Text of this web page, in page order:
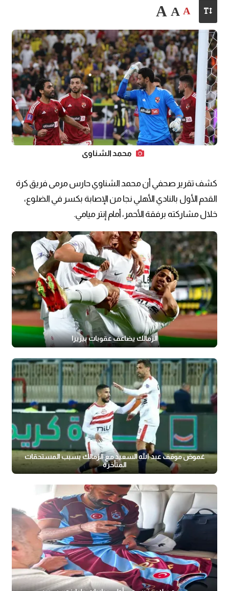
A
A
A
محمد الشناوي
كشف تقرير صحفي أن محمد الشناوي حارس مرمى فريق كرة
القدم الأول بالنادي الأهلي نجا من الإصابة بكسر في الضلوع،
خلال مشاركته برفقة الأحمر، أمام إنتر ميامي.
الزمالك يضاعف عقوبات بيزيرا
غموض موقف عبد الله السعيد مع الزمالك بسبب المستحقات
المتأخرة